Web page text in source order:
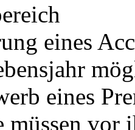
eines
eines
vor